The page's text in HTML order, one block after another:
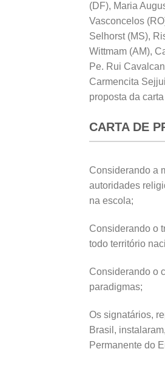
(DF), Maria
Vasconcelos
Selhorst (MS),
Wittmam (AM),
Pe. Rui
Carmencita
proposta da
CARTA DE
Considerando a
autoridades
na escola;
Considerando o
todo território
Considerando o
paradigmas;
Os signatários,
Brasil,
Permanente do